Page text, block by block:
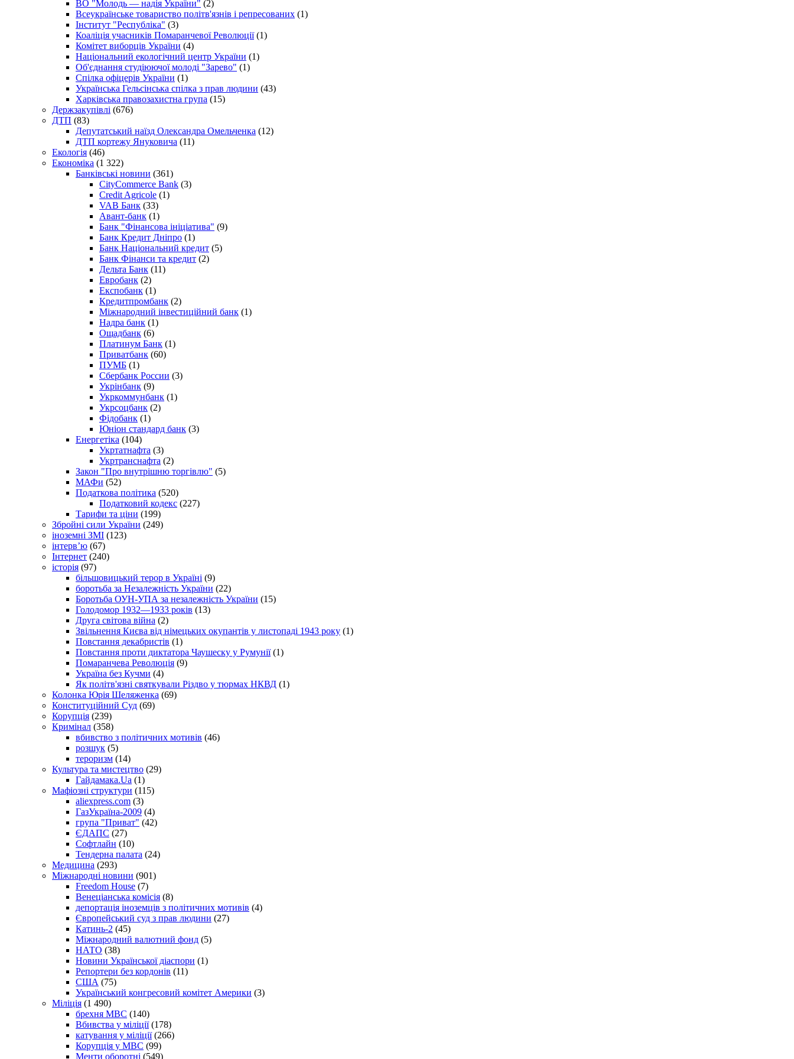
ВО "Молодь — надія України" (2)
Всеукраїнське товариство політв'язнів і репресованих (1)
Інститут "Республіка" (3)
Коаліція учасників Помаранчевої Революції(1)
Комітет виборців України (4)
Національний екологічний центр України (1)
Об'єднання студіюючої молоді "Зарево" (1)
Спілка офіцерів України (1)
Українська Гельсінська спілка з прав людини (43)
Харківська правозахистна група (15)
Держзакупівлі (676)
ДТП (83)
Депутатський наїзд Олександра Омельченка (12)
ДТП кортежу Януковича (11)
Екологія (46)
Економіка (1 322)
Банківські новини (361)
CityCommerce Bank (3)
Credit Agricole (1)
VAB Банк (33)
Авант-банк (1)
Банк "Фінансова ініціатива" (9)
Банк Кредит Дніпро (1)
Банк Національний кредит (5)
Банк Фінанси та кредит (2)
Дельта Банк (11)
Евробанк (2)
Експобанк (1)
Кредитпромбанк (2)
Міжнародний інвестиційний банк (1)
Надра банк (1)
Ощадбанк (6)
Платинум Банк (1)
Приватбанк (60)
ПУМБ (1)
Сбербанк России (3)
Укрінбанк (9)
Укркоммунбанк (1)
Укрсоцбанк (2)
Фідобанк (1)
Юніон стандард банк (3)
Енергетіка (104)
Укртатнафта (3)
Укртранснафта (2)
Закон "Про внутрішню торгівлю" (5)
МАФи (52)
Податкова політика (520)
Податковий кодекс (227)
Тарифи та ціни (199)
Збройні сили України (249)
іноземні ЗМІ (123)
інтерв’ю (67)
Інтернет (240)
історія (97)
більшовицький терор в Україні (9)
боротьба за Незалежність України (22)
Боротьба ОУН-УПА за незалежність України (15)
Голодомор 1932—1933 років (13)
Друга світова війна (2)
Звільнення Києва від німецьких окупантів у листопаді 1943 року (1)
Повстання декабристів (1)
Повстання проти диктатора Чаушеску у Румунії(1)
Помаранчева Революція (9)
Україна без Кучми (4)
Як політв'язні святкували Різдво у тюрмах НКВД (1)
Колонка Юрія Шеляженка (69)
Конституційний Суд (69)
Корупція (239)
Кримінал (358)
вбивство з політичних мотивів (46)
розшук (5)
тероризм (14)
Культура та мистецтво (29)
Гайдамака.Ua (1)
Мафіозні структури (115)
aliexpress.com (3)
ГазУкраїна-2009 (4)
група "Приват" (42)
ЄДАПС (27)
Софтлайн (10)
Тендерна палата (24)
Медицина (293)
Міжнародні новини (901)
Freedom House (7)
Венеціанська комісія (8)
депортація іноземців з політичних мотивів (4)
Європейський суд з прав людини (27)
Катинь-2 (45)
Міжнародний валютний фонд (5)
НАТО (38)
Новини Української діаспори (1)
Репортери без кордонів (11)
США (75)
Український конгресовий комітет Америки (3)
Міліція (1 490)
брехня МВС (140)
Вбивства у міліції(178)
катування у міліції(266)
Корупція у МВС (99)
Менти оборотні (549)